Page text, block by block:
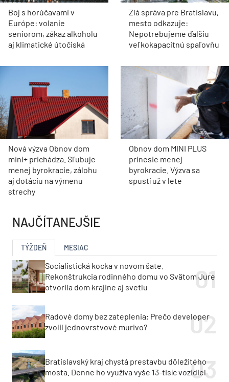
Boj s horúčavami v
Európe: volanie
seniorom, zákaz alkoholu
aj klimatické útočiská
Zlá správa pre Bratislavu,
mesto odkazuje:
Nepotrebujeme ďalšiu
veľkokapacitnú spaľovňu
Nová výzva Obnov dom
mini+ prichádza. Sľubuje
menej byrokracie, zálohu
aj dotáciu na výmenu
strechy
Obnov dom MINI PLUS
prinesie menej
byrokracie. Výzva sa
spustí už v lete
NAJČÍTANEJŠIE
TÝŽDEŇ MESIAC
Socialistická kocka v novom šate.
Rekonštrukcia rodinného domu vo Svätom Jure
otvorila dom krajine aj svetlu
Radové domy bez zateplenia: Prečo developer
zvolil jednovrstvové murivo?
Bratislavský kraj chystá prestavbu dôležitého
mosta. Denne ho využíva vyše 13-tisíc vozidiel